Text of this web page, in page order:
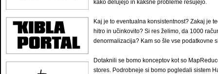
kako delujejo in kakšne probleme rešujejo.
Kaj je to eventualna konsistentnost? Zakaj je
hitro in učinkovito? Si res želimo, da 1000
denormalizacija? Kam so šle vse podatkovne
Dotaknili se bomo konceptov kot so
stores. Podrobneje si bomo pogledali sistem